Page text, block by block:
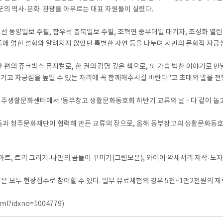
역사·문화·관광을 아우르는 대표 자원들이 실렸다.
동양일보 주필, 함우석 충북일보 주필, 조혁연 중부매일 대기자, 조성화 열
얽힌 설화와 알려지지 않았던 특별한 사연 등을 나누며 시민의 문화적 자긍
의 쥬크박스 뮤지컬로, 한 권의 감명 깊은 책으로, 또 가슴 벅찬 이야기로
고 자긍심을 높일 수 있는 자리에 꼭 함께해주시길 바란다"고 초대의 말을 전
활문화센터에서 ‘동부창고 생활문화동호회 하반기 교류의 날 - 다 같이 놀
청주문화재단이 협력해 만든 교류의 장으로, 올해 동부창고의 생활문화동
, 트리 그리기·나만의 곰돌이 꾸미기(그림모은), 와이어 악세서리 제작·도
모두 현장접수로 참여할 수 있다. 일부 유료체험의 경우 5천~1만2천원의 재